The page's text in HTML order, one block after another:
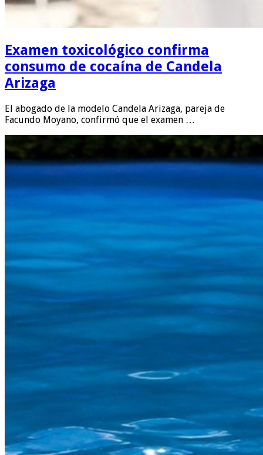
Examen toxicológico confirma
consumo de cocaína de Candela
Arizaga
El abogado de la modelo Candela Arizaga, pareja de
Facundo Moyano, confirmó que el examen …